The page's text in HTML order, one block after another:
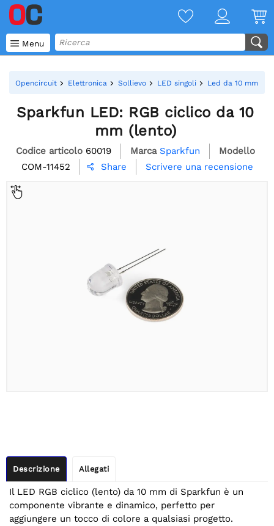
 Menu
Opencircuit Elettronica Sollievo LED singoli Led da 10 mm
Sparkfun LED: RGB ciclico da 10
mm (lento)
Codice articolo 60019 Marca Sparkfun
Modello
COM-11452
 Share Scrivere una recensione
Descrizione Allegati
Il LED RGB ciclico (lento) da 10 mm di Sparkfun è un
componente vibrante e dinamico, perfetto per
aggiungere un tocco di colore a qualsiasi progetto.